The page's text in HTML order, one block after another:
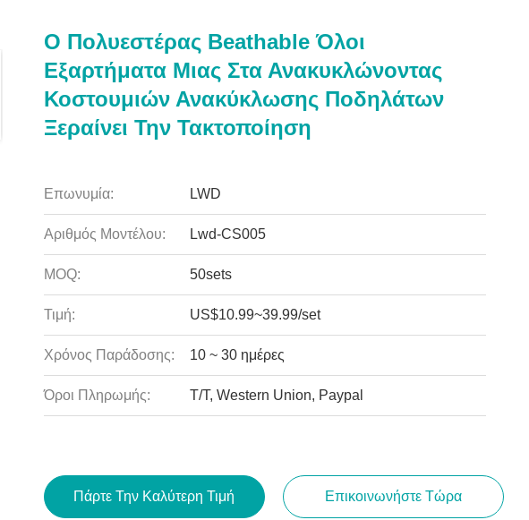
Ο Πολυεστέρας Beathable Όλοι
Εξαρτήματα Μιας Στα Ανακυκλώνοντας
Κοστουμιών Ανακύκλωσης Ποδηλάτων
Ξεραίνει Την Τακτοποίηση
Επωνυμία: LWD
Αριθμός Μοντέλου: Lwd-CS005
MOQ: 50sets
Τιμή: US$10.99~39.99/set
Χρόνος Παράδοσης: 10 ~ 30 ημέρες
Όροι Πληρωμής: T/T, Western Union, Paypal
Πάρτε Την Καλύτερη Τιμή Επικοινωνήστε Τώρα